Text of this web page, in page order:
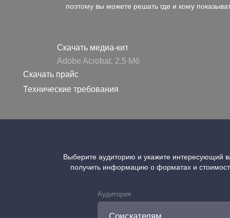
поэтому вы можете решать где и кому
Скачать медиа-кит
Adobe Acrobat, 2.5 Mб
Скачать прайс
Технические требования
Выберите аудиторию и укажите интересующий
получить информацию о форматах и
Аудитория